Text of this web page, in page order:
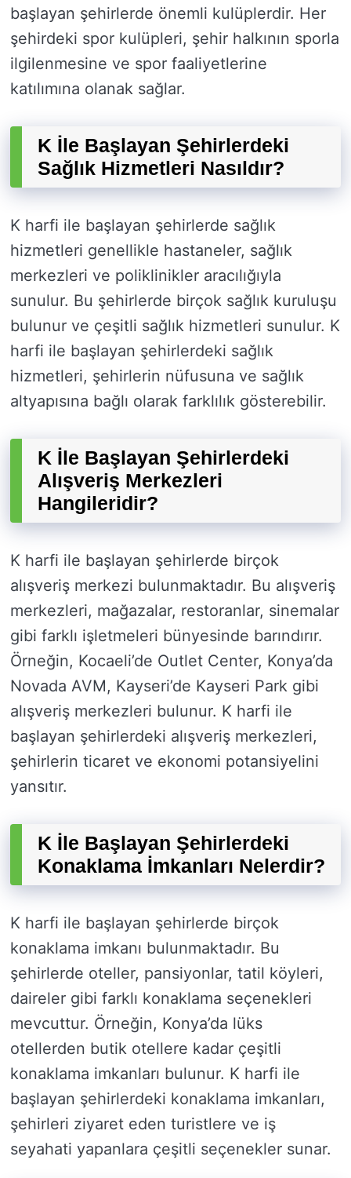
başlayan şehirlerde önemli kulüplerdir. Her
şehirdeki spor kulüpleri, şehir halkının sporla
ilgilenmesine ve spor faaliyetlerine
katılımına olanak sağlar.
K İle Başlayan Şehirlerdeki
Sağlık Hizmetleri Nasıldır?
K harfi ile başlayan şehirlerde sağlık
hizmetleri genellikle hastaneler, sağlık
merkezleri ve poliklinikler aracılığıyla
sunulur. Bu şehirlerde birçok sağlık kuruluşu
bulunur ve çeşitli sağlık hizmetleri sunulur. K
harfi ile başlayan şehirlerdeki sağlık
hizmetleri, şehirlerin nüfusuna ve sağlık
altyapısına bağlı olarak farklılık gösterebilir.
K İle Başlayan Şehirlerdeki
Alışveriş Merkezleri
Hangileridir?
K harfi ile başlayan şehirlerde birçok
alışveriş merkezi bulunmaktadır. Bu alışveriş
merkezleri, mağazalar, restoranlar, sinemalar
gibi farklı işletmeleri bünyesinde barındırır.
Örneğin, Kocaeli’de Outlet Center, Konya’da
Novada AVM, Kayseri’de Kayseri Park gibi
alışveriş merkezleri bulunur. K harfi ile
başlayan şehirlerdeki alışveriş merkezleri,
şehirlerin ticaret ve ekonomi potansiyelini
yansıtır.
K İle Başlayan Şehirlerdeki
Konaklama İmkanları Nelerdir?
K harfi ile başlayan şehirlerde birçok
konaklama imkanı bulunmaktadır. Bu
şehirlerde oteller, pansiyonlar, tatil köyleri,
daireler gibi farklı konaklama seçenekleri
mevcuttur. Örneğin, Konya’da lüks
otellerden butik otellere kadar çeşitli
konaklama imkanları bulunur. K harfi ile
başlayan şehirlerdeki konaklama imkanları,
şehirleri ziyaret eden turistlere ve iş
seyahati yapanlara çeşitli seçenekler sunar.